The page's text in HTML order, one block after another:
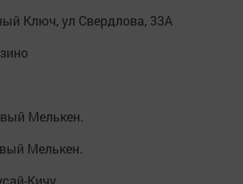
Ключ, ул Свердлова, 33А
Мелькен.
Мелькен.
Кичу.